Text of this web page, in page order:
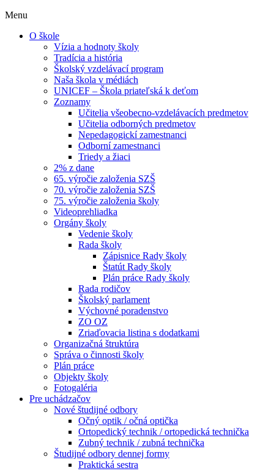
Menu
O škole
Vízia a hodnoty školy
Tradícia a história
Školský vzdelávací program
Naša škola v médiách
UNICEF – Škola priateľská k deťom
Zoznamy
Učitelia všeobecno-vzdelávacích predmetov
Učitelia odborných predmetov
Nepedagogickí zamestnanci
Odborní zamestnanci
Triedy a žiaci
2% z dane
65. výročie založenia SZŠ
70. výročie založenia SZŠ
75. výročie založenia školy
Videoprehliadka
Orgány školy
Vedenie školy
Rada školy
Zápisnice Rady školy
Štatút Rady školy
Plán práce Rady školy
Rada rodičov
Školský parlament
Výchovné poradenstvo
ZO OZ
Zriaďovacia listina s dodatkami
Organizačná štruktúra
Správa o činnosti školy
Plán práce
Objekty školy
Fotogaléria
Pre uchádzačov
Nové študijné odbory
Očný optik / očná optička
Ortopedický technik / ortopedická technička
Zubný technik / zubná technička
Študijné odbory dennej formy
Praktická sestra